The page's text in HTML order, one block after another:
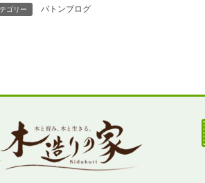
ゴリー バトンブログ